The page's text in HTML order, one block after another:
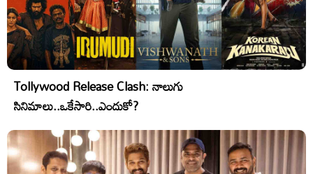
Tollywood Release Clash: నాలుగు
సినిమాలు..ఒకేసారి..ఎందుకో?